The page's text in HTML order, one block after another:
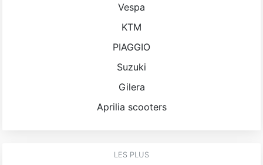
Vespa
KTM
PIAGGIO
Suzuki
Gilera
Aprilia scooters
LES PLUS